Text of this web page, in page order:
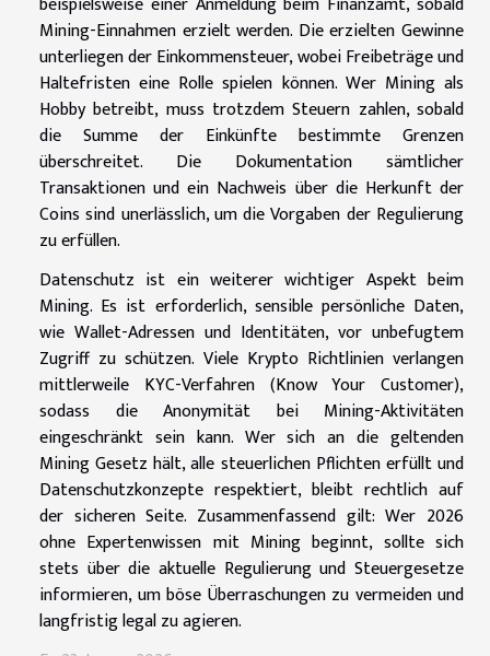
Mining-Einnahmen erzielt werden. Die erzielten Gewinne
unterliegen der Einkommensteuer, wobei Freibeträge und
Haltefristen eine Rolle spielen können. Wer Mining als
Hobby betreibt, muss trotzdem Steuern zahlen, sobald
die Summe der Einkünfte bestimmte Grenzen
überschreitet. Die Dokumentation sämtlicher
Transaktionen und ein Nachweis über die Herkunft der
Coins sind unerlässlich, um die Vorgaben der Regulierung
zu erfüllen.
Datenschutz ist ein weiterer wichtiger Aspekt beim
Mining. Es ist erforderlich, sensible persönliche Daten,
wie Wallet-Adressen und Identitäten, vor unbefugtem
Zugriff zu schützen. Viele Krypto Richtlinien verlangen
mittlerweile KYC-Verfahren (Know Your Customer),
sodass die Anonymität bei Mining-Aktivitäten
eingeschränkt sein kann. Wer sich an die geltenden
Mining Gesetz hält, alle steuerlichen Pflichten erfüllt und
Datenschutzkonzepte respektiert, bleibt rechtlich auf
der sicheren Seite. Zusammenfassend gilt: Wer 2026
ohne Expertenwissen mit Mining beginnt, sollte sich
stets über die aktuelle Regulierung und Steuergesetze
informieren, um böse Überraschungen zu vermeiden und
langfristig legal zu agieren.